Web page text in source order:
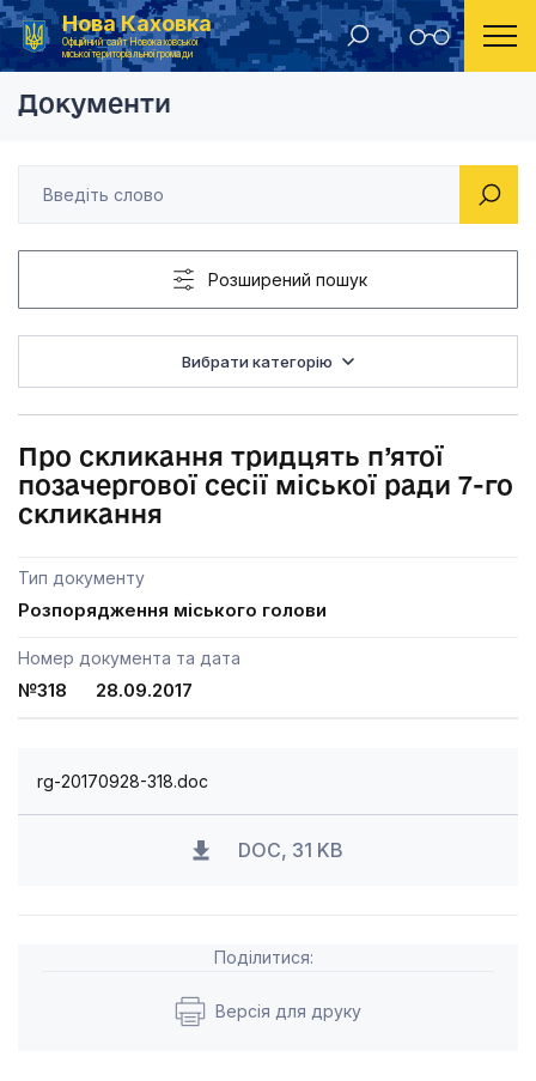
Нова Каховка
Офіційний сайт Новокаховської
міської територіальної громади
Головна Розпорядження Новокаховського міського голови 2017 рік Про скликання
Документи
Розширений пошук
Вибрати категорію
Про скликання тридцять п’ятої
позачергової сесії міської ради 7-го
скликання
Тип документу
Розпорядження міського голови
Номер документа та дата
№318 28.09.2017
rg-20170928-318.doc
DOC, 31 KB
Поділитися:
Версія для друку